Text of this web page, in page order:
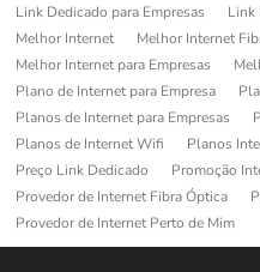
Link Dedicado para Empresas
Link
Melhor Internet
Melhor Internet
Melhor Internet para Empresas
Plano de Internet para Empresa
Planos de Internet para Empresas
Planos de Internet Wifi
Planos
Preço Link Dedicado
Promoção
Provedor de Internet Fibra Óptica
Provedor de Internet Perto de Mim